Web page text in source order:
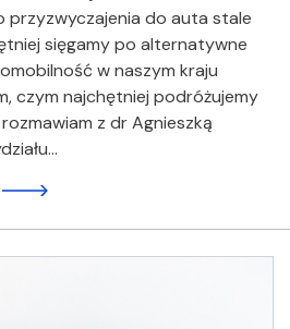
przyzwyczajenia do auta stale
sięgamy po alternatywne
w naszym kraju
czym najchętniej podróżujemy
z dr Agnieszką